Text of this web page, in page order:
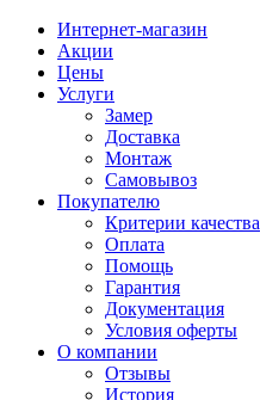
Интернет-магазин
Акции
Цены
Услуги
Замер
Доставка
Монтаж
Самовывоз
Покупателю
Критерии качества
Оплата
Помощь
Гарантия
Документация
Условия оферты
О компании
Отзывы
История